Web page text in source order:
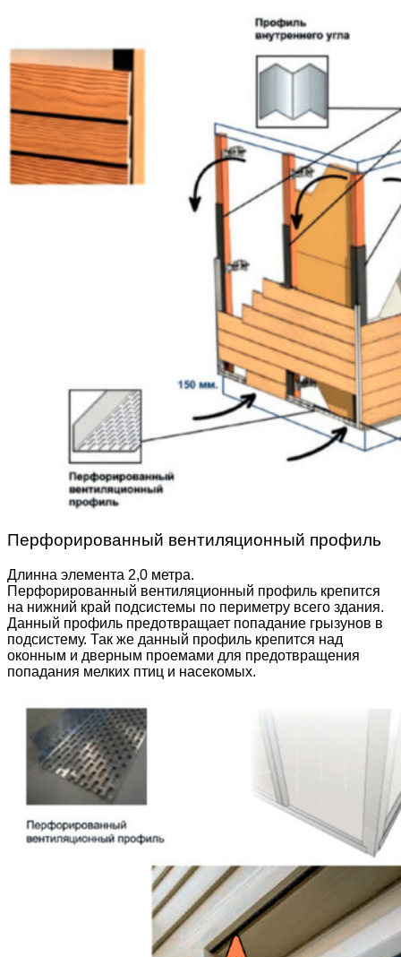
Перфорированный вентиляционный профиль
Длинна элемента 2,0 метра.
Перфорированный вентиляционный профиль крепится
на нижний край подсистемы по периметру всего здания.
Данный профиль предотвращает попадание грызунов в
подсистему. Так же данный профиль крепится над
оконным и дверным проемами для предотвращения
попадания мелких птиц и насекомых.